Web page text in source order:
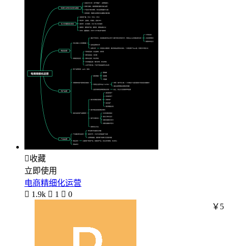
收藏
立即使用
电商精细化运营
 1.9k  1  0
￥5